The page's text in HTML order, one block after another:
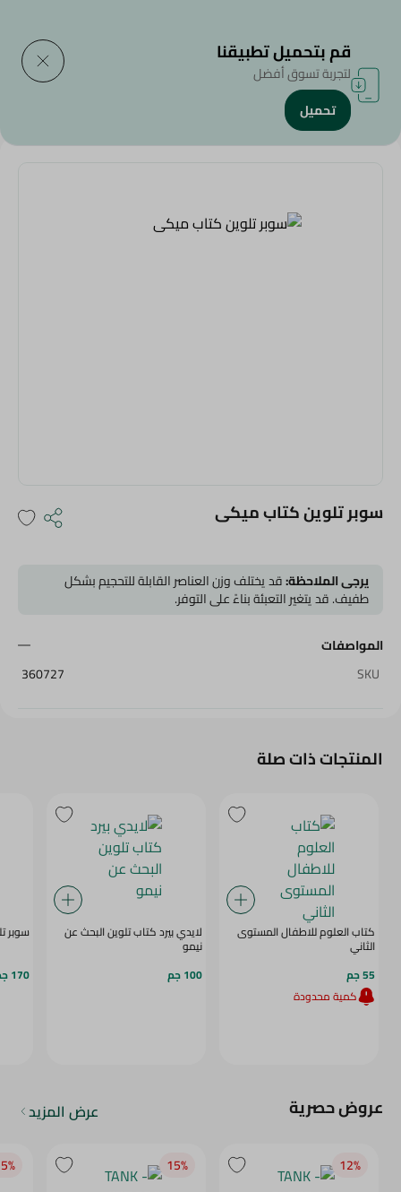
الرئيسية/المنزل والحديقة
سوبر تلوين كتاب ميكى
يرجى الملاحظة:قد يختلف وزن العناصر القابلة للتحجيم بشكل
طفيف. قد يتغير التعبئة بناءً على التوفر.
المواصفات
SKU
360727
المنتجات ذات صلة
كتاب العلوم للاطفال المستوى
الثاني
55 جم
كمية محدودة
لايدي بيرد كتاب تلوين البحث عن
نيمو
100 جم
سوبر
170 جم
عروض حصرية عرض المزيد
12‎%‎
15‎%‎
قم بتحميل تطبيقنا
لتجربة تسوق أفضل
تحميل